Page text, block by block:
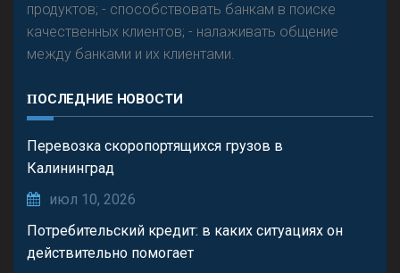
продуктов; - способствовать банкам в поиске
качественных клиентов; - налаживать общение
между банками и их клиентами.
ПОСЛЕДНИЕ НОВОСТИ
Перевозка скоропортящихся грузов в
Калининград
июл 10, 2026
Потребительский кредит: в каких ситуациях он
действительно помогает